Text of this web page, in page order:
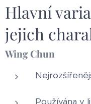
Hlavní
jejich
Wing Chun
Používána v